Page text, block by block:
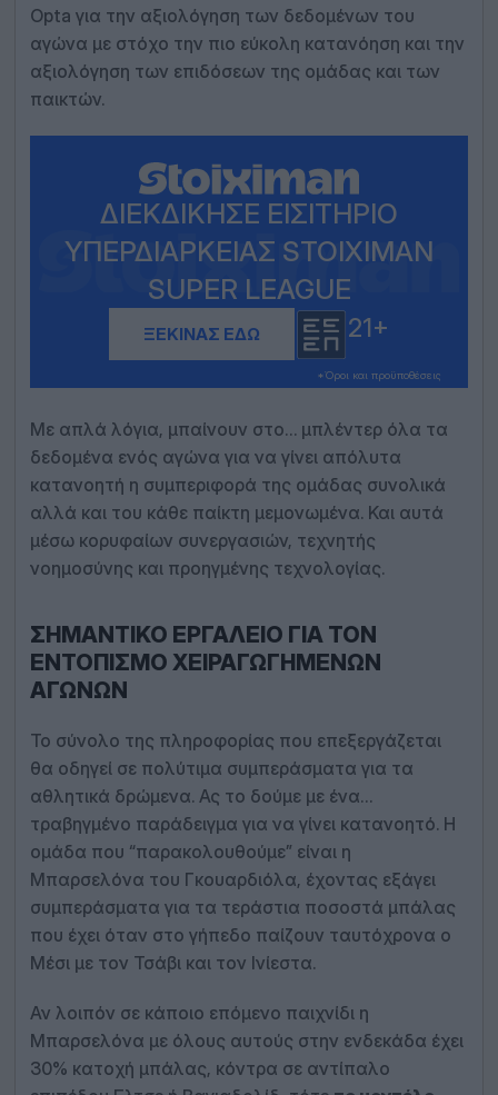
Opta για την αξιολόγηση των δεδομένων του
αγώνα με στόχο την πιο εύκολη κατανόηση και την
αξιολόγηση των επιδόσεων της ομάδας και των
παικτών.
ΔΙΕΚΔΊΚΗΣΕ ΕΙΣΙΤΉΡΙΟ
ΥΠΕΡΔΙΑΡΚΕΊΑΣ STOIXIMAN
SUPER LEAGUE
ΞΕΚΙΝΆΣ ΕΔΏ 21+
*Όροι και προϋποθέσεις
Με απλά λόγια, μπαίνουν στο… μπλέντερ όλα τα
δεδομένα ενός αγώνα για να γίνει απόλυτα
κατανοητή η συμπεριφορά της ομάδας συνολικά
αλλά και του κάθε παίκτη μεμονωμένα. Και αυτά
μέσω κορυφαίων συνεργασιών, τεχνητής
νοημοσύνης και προηγμένης τεχνολογίας.
ΣΗΜΑΝΤΙΚΌ ΕΡΓΑΛΕΊΟ ΓΙΑ ΤΟΝ
ΕΝΤΟΠΙΣΜΌ ΧΕΙΡΑΓΩΓΗΜΈΝΩΝ
ΑΓΏΝΩΝ
Το σύνολο της πληροφορίας που επεξεργάζεται
θα οδηγεί σε πολύτιμα συμπεράσματα για τα
αθλητικά δρώμενα. Ας το δούμε με ένα…
τραβηγμένο παράδειγμα για να γίνει κατανοητό. Η
ομάδα που “παρακολουθούμε” είναι η
Μπαρσελόνα του Γκουαρδιόλα, έχοντας εξάγει
συμπεράσματα για τα τεράστια ποσοστά μπάλας
που έχει όταν στο γήπεδο παίζουν ταυτόχρονα ο
Μέσι με τον Τσάβι και τον Ινίεστα.
Αν λοιπόν σε κάποιο επόμενο παιχνίδι η
Μπαρσελόνα με όλους αυτούς στην ενδεκάδα έχει
30% κατοχή μπάλας, κόντρα σε αντίπαλο